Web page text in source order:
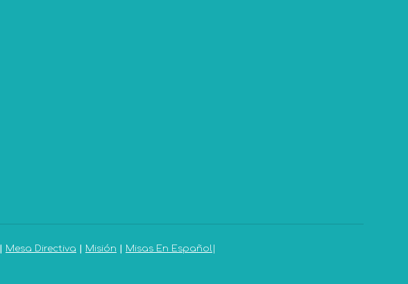
| Mesa Directiva | Misión | Misas En Español|